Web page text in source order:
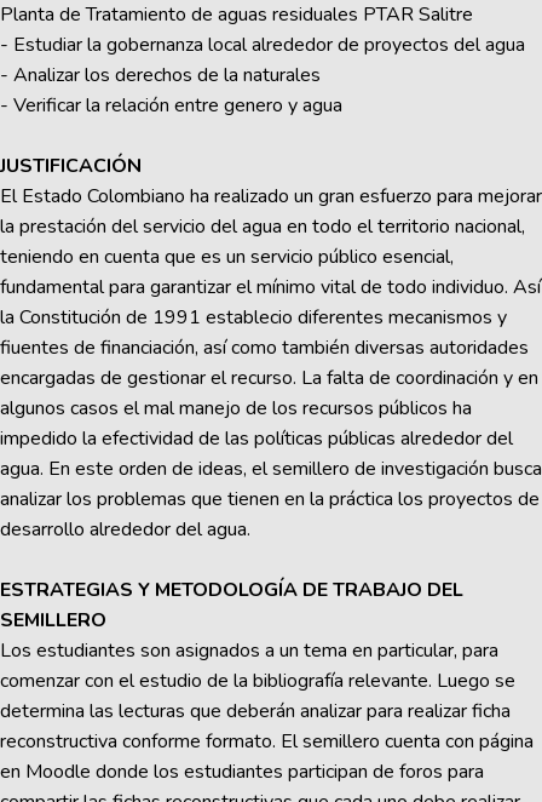
Planta de Tratamiento de aguas residuales PTAR Salitre
- Estudiar la gobernanza local alrededor de proyectos del agua
- Analizar los derechos de la naturales
- Verificar la relación entre genero y agua
JUSTIFICACIÓN
El Estado Colombiano ha realizado un gran esfuerzo para mejorar
la prestación del servicio del agua en todo el territorio nacional,
teniendo en cuenta que es un servicio público esencial,
fundamental para garantizar el mínimo vital de todo individuo. Así
la Constitución de 1991 establecio diferentes mecanismos y
fiuentes de financiación, así como también diversas autoridades
encargadas de gestionar el recurso. La falta de coordinación y en
algunos casos el mal manejo de los recursos públicos ha
impedido la efectividad de las políticas públicas alrededor del
agua. En este orden de ideas, el semillero de investigación busca
analizar los problemas que tienen en la práctica los proyectos de
desarrollo alrededor del agua.
ESTRATEGIAS Y METODOLOGÍA DE TRABAJO DEL
SEMILLERO
Los estudiantes son asignados a un tema en particular, para
comenzar con el estudio de la bibliografía relevante. Luego se
determina las lecturas que deberán analizar para realizar ficha
reconstructiva conforme formato. El semillero cuenta con página
en Moodle donde los estudiantes participan de foros para